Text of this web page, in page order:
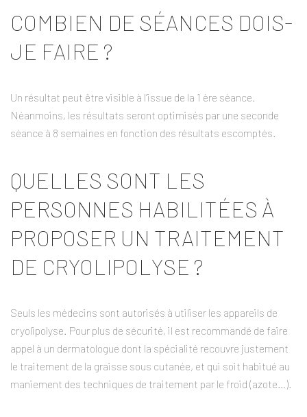
COMBIEN DE SÉANCES DOIS-
JE FAIRE ?
Un résultat peut être visible à l’issue de la 1 ère séance.
Néanmoins, les résultats seront optimisés par une seconde
séance à 8 semaines en fonction des résultats escomptés.
QUELLES SONT LES
PERSONNES HABILITÉES À
PROPOSER UN TRAITEMENT
DE CRYOLIPOLYSE ?
Seuls les médecins sont autorisés à utiliser les appareils de
cryolipolyse. Pour plus de sécurité, il est recommandé de faire
appel à un dermatologue dont la spécialité recouvre justement
le traitement de la graisse sous cutanée, et qui soit habitué au
maniement des techniques de traitement par le froid (azote…).